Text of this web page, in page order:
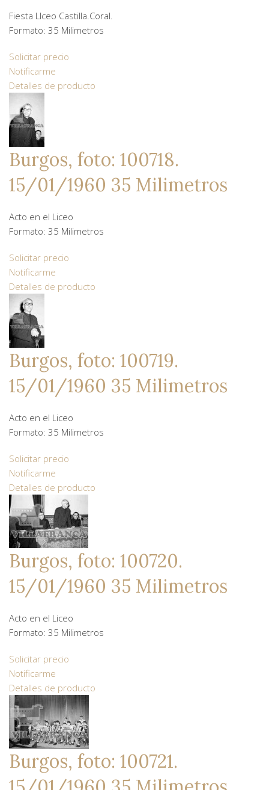
Fiesta LIceo Castilla.Coral.
Formato: 35 Milimetros
Solicitar precio
Notificarme
Detalles de producto
Burgos, foto: 100718.
15/01/1960 35 Milimetros
Acto en el Liceo
Formato: 35 Milimetros
Solicitar precio
Notificarme
Detalles de producto
Burgos, foto: 100719.
15/01/1960 35 Milimetros
Acto en el Liceo
Formato: 35 Milimetros
Solicitar precio
Notificarme
Detalles de producto
Burgos, foto: 100720.
15/01/1960 35 Milimetros
Acto en el Liceo
Formato: 35 Milimetros
Solicitar precio
Notificarme
Detalles de producto
Burgos, foto: 100721.